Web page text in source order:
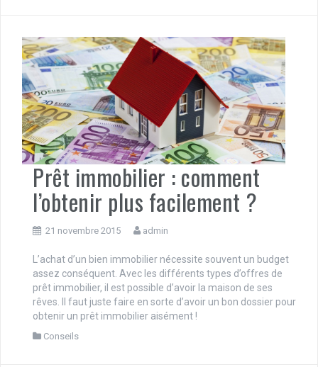
Prêt immobilier : comment
l’obtenir plus facilement ?
21 novembre 2015 admin
L’achat d’un bien immobilier nécessite souvent un budget
assez conséquent. Avec les différents types d’offres de
prêt immobilier, il est possible d’avoir la maison de ses
rêves. Il faut juste faire en sorte d’avoir un bon dossier pour
obtenir un prêt immobilier aisément !
Conseils